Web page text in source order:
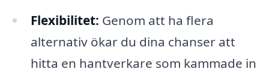
Flexibilitet: Genom att ha flera
alternativ ökar du dina chanser att
hitta en hantverkare som kammade in